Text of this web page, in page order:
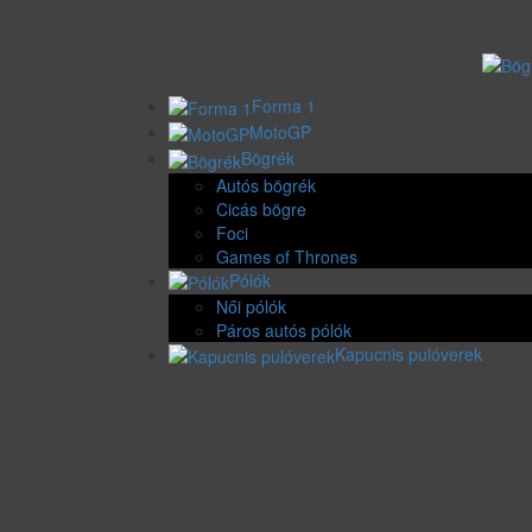
Forma 1
MotoGP
Bögrék
Autós bögrék
Cicás bögre
Foci
Games of Thrones
Pólók
Női pólók
Páros autós pólók
Kapucnis pulóverek